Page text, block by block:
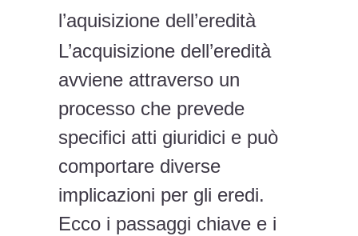
l’aquisizione dell’eredità
L’acquisizione dell’eredità
avviene attraverso un
processo che prevede
specifici atti giuridici e può
comportare diverse
implicazioni per gli eredi.
Ecco i passaggi chiave e i